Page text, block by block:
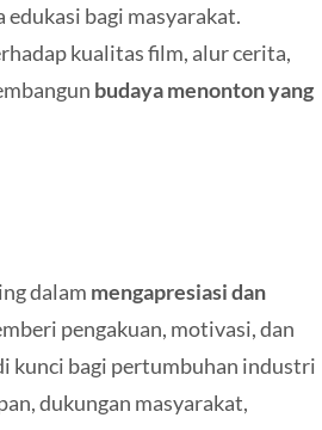
bagi masyarakat.
kualitas film, alur cerita,
budaya menonton yang
dalam mengapresiasi dan
pengakuan, motivasi, dan
kunci bagi pertumbuhan industri
dukungan masyarakat,